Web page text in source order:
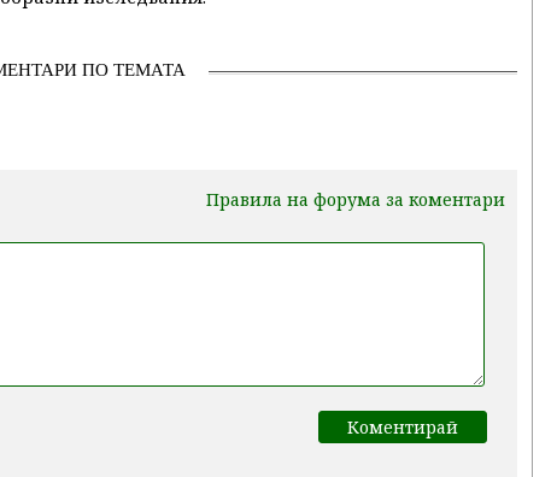
ПО ТЕМАТА
Правила на форума за коментари